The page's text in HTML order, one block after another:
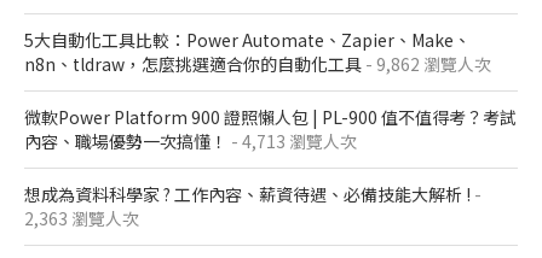
5大自動化工具比較：Power Automate、Zapier、Make、
n8n、tldraw，怎麼挑選適合你的自動化工具 - 9,862 瀏覽人次
微軟Power Platform 900​ 證照懶人包​ | PL-900 值不值得考？考試
內容、職場優勢一次搞懂​！ - 4,713 瀏覽人次
想成為資料科學家 ? 工作內容、薪資待遇、必備技能大解析 ! -
2,363 瀏覽人次